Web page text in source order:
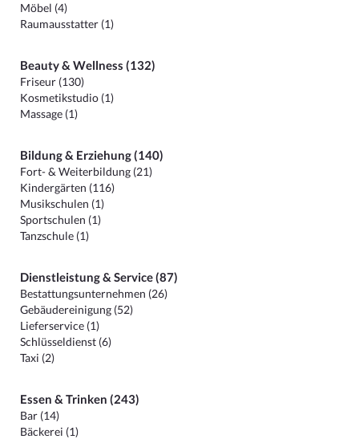
Möbel (4)
Raumausstatter (1)
Beauty & Wellness (132)
Friseur (130)
Kosmetikstudio (1)
Massage (1)
Bildung & Erziehung (140)
Fort- & Weiterbildung (21)
Kindergärten (116)
Musikschulen (1)
Sportschulen (1)
Tanzschule (1)
Dienstleistung & Service (87)
Bestattungsunternehmen (26)
Gebäudereinigung (52)
Lieferservice (1)
Schlüsseldienst (6)
Taxi (2)
Essen & Trinken (243)
Bar (14)
Bäckerei (1)